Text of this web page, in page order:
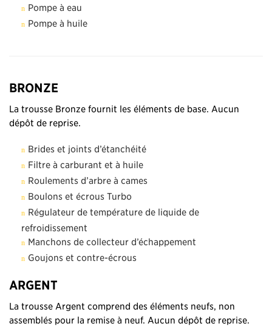
Pompe à eau
Pompe à huile
BRONZE
La trousse Bronze fournit les éléments de base. Aucun
dépôt de reprise.
Brides et joints d’étanchéité
Filtre à carburant et à huile
Roulements d’arbre à cames
Boulons et écrous Turbo
Régulateur de température de liquide de
refroidissement
Manchons de collecteur d’échappement
Goujons et contre-écrous
ARGENT
La trousse Argent comprend des éléments neufs, non
assemblés pour la remise à neuf. Aucun dépôt de reprise.